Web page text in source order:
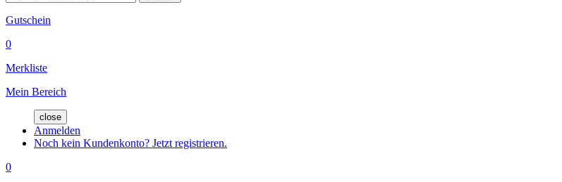
Gutschein
0
Merkliste
Mein Bereich
close
Anmelden
Noch kein Kundenkonto? Jetzt registrieren.
0